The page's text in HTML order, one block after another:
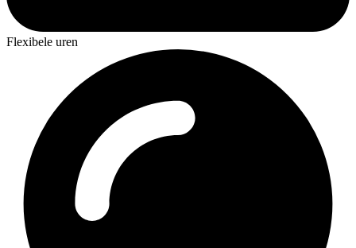
Flexibele uren